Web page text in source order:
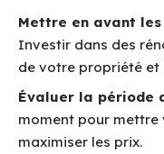
Mettre en avant
Investir dans des
de votre propriété et
Évaluer la période
moment pour mettre
maximiser les prix.